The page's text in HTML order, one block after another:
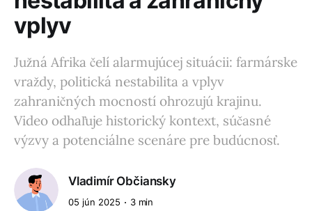
vplyv
Južná Afrika čelí alarmujúcej situácii: farmárske
vraždy, politická nestabilita a vplyv
zahraničných mocností ohrozujú krajinu.
Video odhaľuje historický kontext, súčasné
výzvy a potenciálne scenáre pre budúcnosť.
Vladimír Občiansky
05 jún 2025 3 min